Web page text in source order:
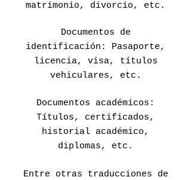
matrimonio, divorcio, etc.
Documentos de
identificación: Pasaporte,
licencia, visa, títulos
vehiculares, etc.
Documentos académicos:
Títulos, certificados,
historial académico,
diplomas, etc.
Entre otras traducciones de